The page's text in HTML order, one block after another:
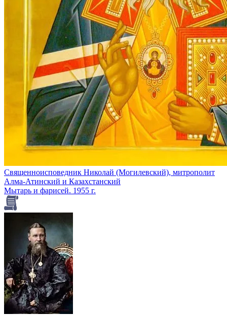
Священноисповедник Николай (Могилевский), митрополит
Алма-Атинский и Казахстанский
Мытарь и фарисей. 1955 г.